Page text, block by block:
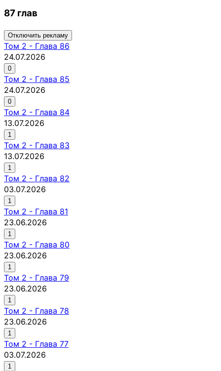
87 глав
Отключить рекламу
Том 2 - Глава 86
24.07.2026
0
Том 2 - Глава 85
24.07.2026
0
Том 2 - Глава 84
13.07.2026
1
Том 2 - Глава 83
13.07.2026
1
Том 2 - Глава 82
03.07.2026
1
Том 2 - Глава 81
23.06.2026
1
Том 2 - Глава 80
23.06.2026
1
Том 2 - Глава 79
23.06.2026
1
Том 2 - Глава 78
23.06.2026
1
Том 2 - Глава 77
03.07.2026
1